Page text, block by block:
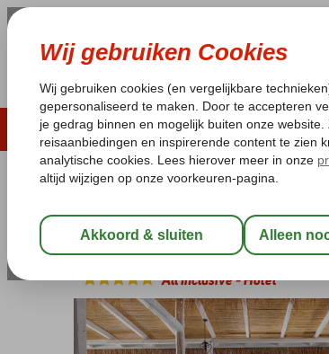
ZOMER 2026 LAST
Laagsteprijsgarantie*
Home
Griekenland Kreta Agia Pelagia Out of the
Out of the Blue Resort
All Inclusive-Hotel